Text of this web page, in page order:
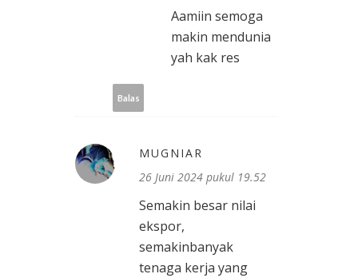
Aamiin semoga
makin mendunia
yah kak res
Balas
MUGNIAR
26 Juni 2024 pukul 19.52
Semakin besar nilai
ekspor,
semakinbanyak
tenaga kerja yang